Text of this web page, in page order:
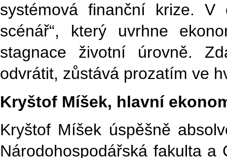
systémová finanční krize. V
scénář“, který uvrhne
stagnace životní úrovně.
odvrátit, zůstává prozatím ve
Kryštof Míšek, hlavní
Kryštof Míšek úspěšně
Národohospodářská fakulta a